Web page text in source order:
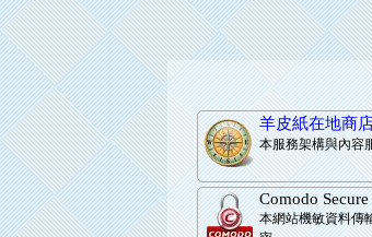
羊皮紙在地商
本服務架構與內容
Comodo Secure
本網站機敏資料傳